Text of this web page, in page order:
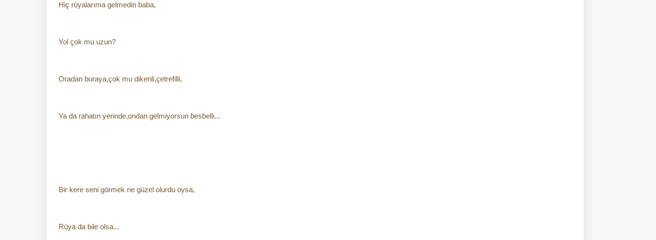
Hiç rüyalarıma gelmedin baba,
Yol çok mu uzun?
Oradan buraya,çok mu dikenli,çetrefilli,
Ya da rahatın yerinde,ondan gelmiyorsun besbelli...
Bir kere seni görmek ne güzel olurdu oysa,
Rüya da bile olsa...